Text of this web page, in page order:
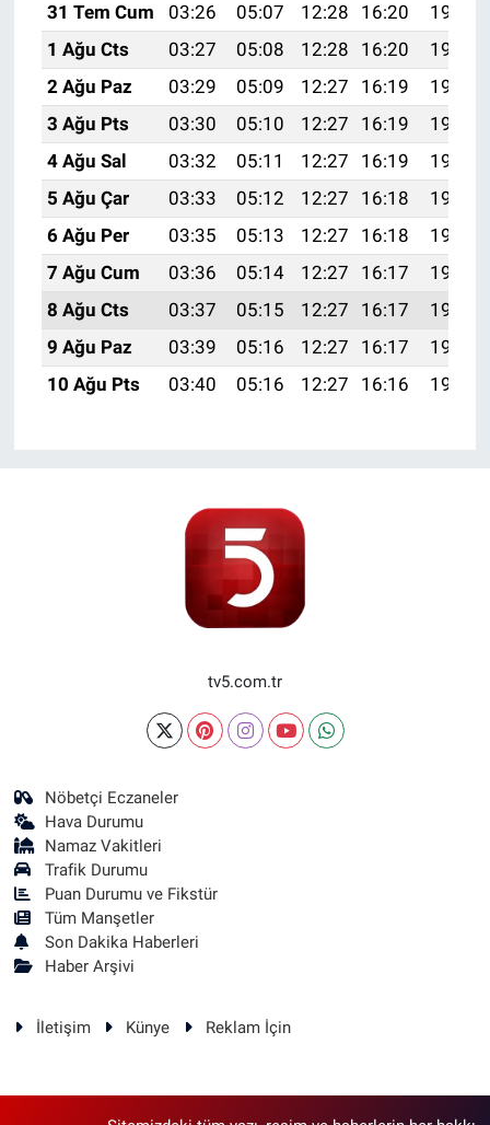
31 Tem Cum
03:26 05:07 12:28 16:20
19:38
1 Ağu Cts
03:27 05:08 12:28 16:20
19:37
2 Ağu Paz
03:29 05:09 12:27 16:19
19:36
3 Ağu Pts
03:30 05:10 12:27 16:19
19:35
4 Ağu Sal
03:32 05:11 12:27 16:19
19:34
5 Ağu Çar
03:33 05:12 12:27 16:18
19:33
6 Ağu Per
03:35 05:13 12:27 16:18
19:31
7 Ağu Cum
03:36 05:14 12:27 16:17
19:30
8 Ağu Cts
03:37 05:15 12:27 16:17
19:29
9 Ağu Paz
03:39 05:16 12:27 16:17
19:28
10 Ağu Pts
03:40 05:16 12:27 16:16 19:27
tv5.com.tr
Nöbetçi Eczaneler
Hava Durumu
Namaz Vakitleri
Trafik Durumu
Puan Durumu ve Fikstür
Tüm Manşetler
Son Dakika Haberleri
Haber Arşivi
İletişim Künye Reklam İçin